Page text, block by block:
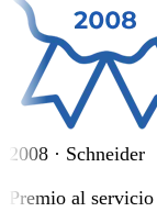
2008 · Schneider
Premio al servicio